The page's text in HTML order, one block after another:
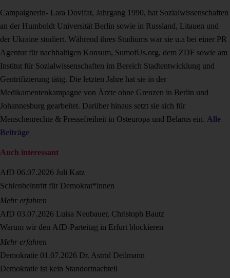
Campaignerin- Lara Dovifat, Jahrgang 1990, hat Sozialwissenschaften
an der Humboldt Universität Berlin sowie in Russland, Litauen und
der Ukraine studiert. Während ihres Studiums war sie u.a bei einer PR
Agentur für nachhaltigen Konsum, SumofUs.org, dem ZDF sowie am
Institut für Sozialwissenschaften im Bereich Stadtentwicklung und
Gentrifizierung tätig. Die letzten Jahre hat sie in der
Medikamentenkampagne von Ärzte ohne Grenzen in Berlin und
Johannesburg gearbeitet. Darüber hinaus setzt sie sich für
Menschenrechte & Pressefreiheit in Osteuropa und Belarus ein. Alle
Beiträge
Auch interessant
AfD 06.07.2026 Juli Katz
Schienbeintritt für Demokrat*innen
Mehr erfahren
AfD 03.07.2026 Luisa Neubauer, Christoph Bautz
Warum wir den AfD-Parteitag in Erfurt blockieren
Mehr erfahren
Demokratie 01.07.2026 Dr. Astrid Deilmann
Demokratie ist kein Standortnachteil